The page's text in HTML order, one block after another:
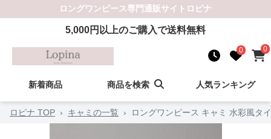
ロングワンピース専門通販サイト ロピナ
5,000円以上のご購入で送料無料
0 0
新着商品 商品を検索 人気ランキング
ロピナ TOP › キャミの一覧 › ロングワンピース キャミ 水彩風タ